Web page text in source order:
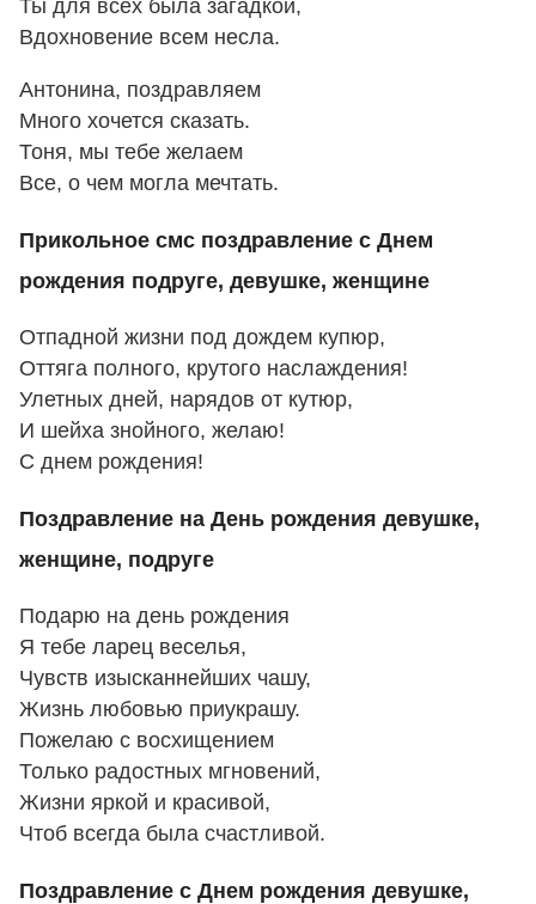
Ты для всех была загадкой,
Вдохновение всем несла.
Антонина, поздравляем
Много хочется сказать.
Тоня, мы тебе желаем
Все, о чем могла мечтать.
Прикольное смс поздравление с Днем
рождения подруге, девушке, женщине
Отпадной жизни под дождем купюр,
Оттяга полного, крутого наслаждения!
Улетных дней, нарядов от кутюр,
И шейха знойного, желаю!
С днем рождения!
Поздравление на День рождения девушке,
женщине, подруге
Подарю на день рождения
Я тебе ларец веселья,
Чувств изысканнейших чашу,
Жизнь любовью приукрашу.
Пожелаю с восхищением
Только радостных мгновений,
Жизни яркой и красивой,
Чтоб всегда была счастливой.
Поздравление с Днем рождения девушке,